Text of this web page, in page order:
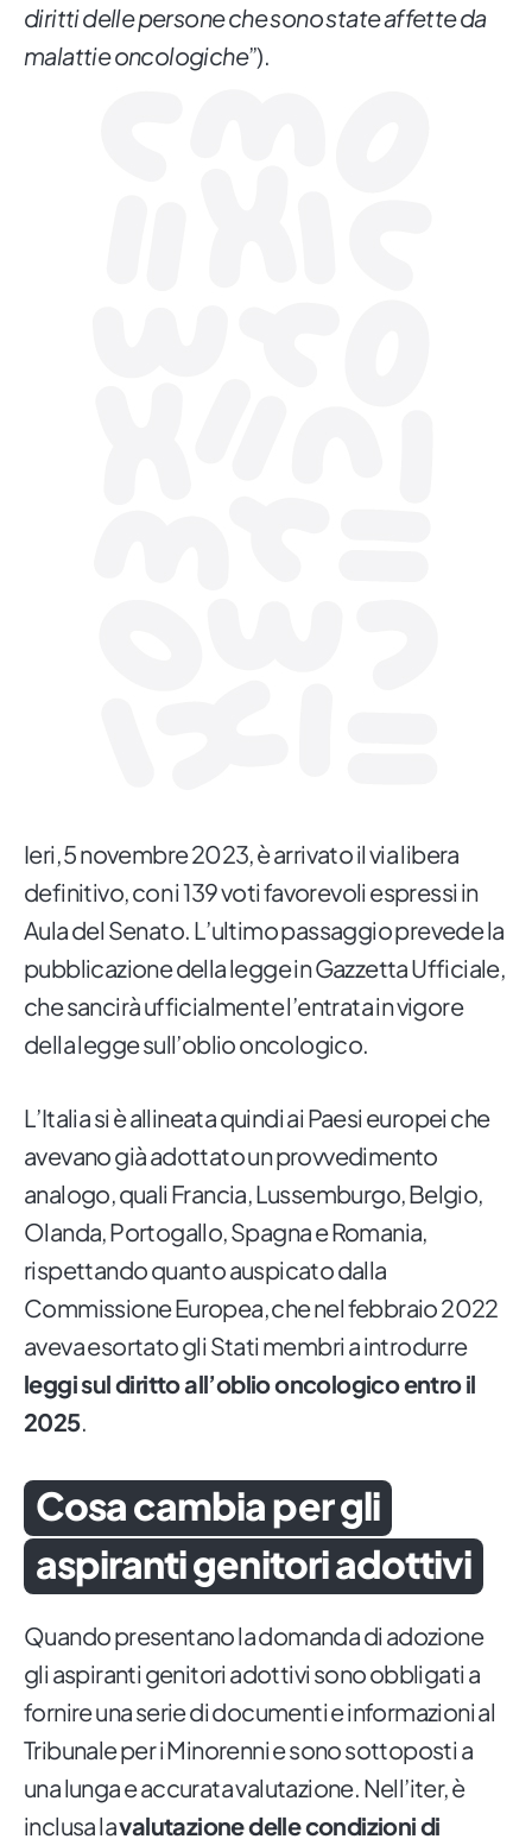
diritti delle persone che sono state affette da
malattie oncologiche”).
Ieri, 5 novembre 2023, è arrivato il via libera
definitivo, con i 139 voti favorevoli espressi in
Aula del Senato. L’ultimo passaggio prevede la
pubblicazione della legge in Gazzetta Ufficiale,
che sancirà ufficialmente l’entrata in vigore
della legge sull’oblio oncologico.
L’Italia si è allineata quindi ai Paesi europei che
avevano già adottato un provvedimento
analogo, quali Francia, Lussemburgo, Belgio,
Olanda, Portogallo, Spagna e Romania,
rispettando quanto auspicato dalla
Commissione Europea, che nel febbraio 2022
aveva esortato gli Stati membri a introdurre
leggi sul diritto all’oblio oncologico entro il
2025.
Cosa cambia per gli
aspiranti genitori adottivi
Quando presentano la domanda di adozione
gli aspiranti genitori adottivi sono obbligati a
fornire una serie di documenti e informazioni al
Tribunale per i Minorenni e sono sottoposti a
una lunga e accurata valutazione. Nell’iter, è
inclusa lavalutazione delle condizioni di